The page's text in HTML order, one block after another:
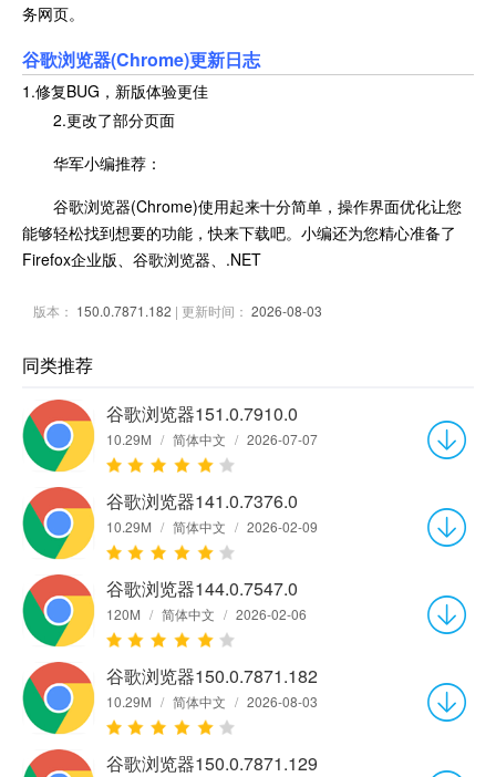
务网页。
谷歌浏览器(Chrome)更新日志
1.修复BUG，新版体验更佳
2.更改了部分页面
华军小编推荐：
谷歌浏览器(Chrome)使用起来十分简单，操作界面优化让您
能够轻松找到想要的功能，快来下载吧。小编还为您精心准备了
Firefox企业版、谷歌浏览器、.NET
版本： 150.0.7871.182 | 更新时间： 2026-08-03
同类推荐
谷歌浏览器151.0.7910.0
10.29M / 简体中文 / 2026-07-07
谷歌浏览器141.0.7376.0
10.29M / 简体中文 / 2026-02-09
谷歌浏览器144.0.7547.0
120M / 简体中文 / 2026-02-06
谷歌浏览器150.0.7871.182
10.29M / 简体中文 / 2026-08-03
谷歌浏览器150.0.7871.129